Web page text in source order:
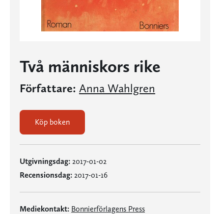
Två människors rike
Författare: Anna Wahlgren
Köp boken
Utgivningsdag: 2017-01-02
Recensionsdag: 2017-01-16
Mediekontakt: Bonnierförlagens Press